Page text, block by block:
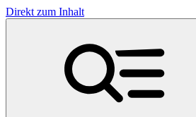
Direkt zum Inhalt